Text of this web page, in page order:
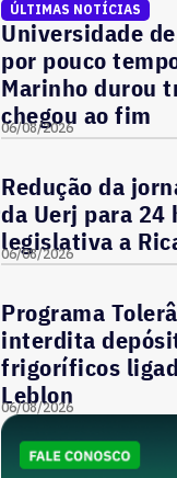
ÚLTIMAS NOTÍCIAS
Universidade
por pouco
Marinho durou
chegou ao fim
06/08/2026
Redução da
da Uerj para 24
legislativa a
06/08/2026
Programa
interdita
frigoríficos
Leblon
06/08/2026